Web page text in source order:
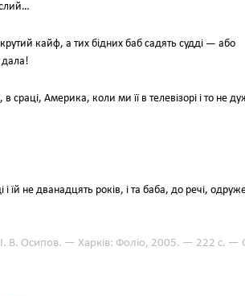
кайф, а тих бідних баб садять судді — або
дала!
Америка, коли ми її в телевізорі і то не
і їй не дванадцять років, і та баба, до речі,
В. Осипов. — Харків: Фоліо, 2005. — 222 с. —